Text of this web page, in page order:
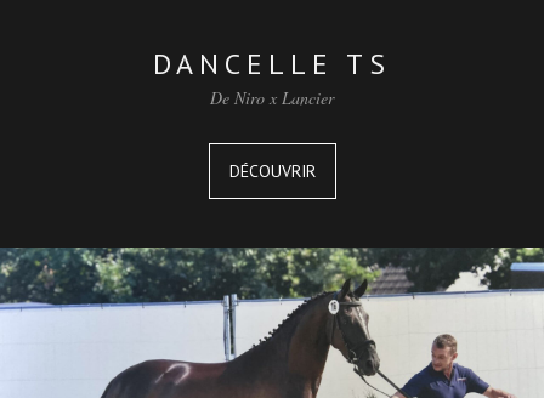
DANCELLE TS
De Niro x Lancier
DÉCOUVRIR